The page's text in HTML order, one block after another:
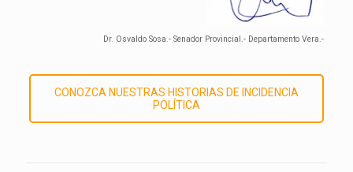
Dr. Osvaldo Sosa.- Senador Provincial.- Departamento Vera.-
CONOZCA NUESTRAS HISTORIAS DE INCIDENCIA
POLÍTICA